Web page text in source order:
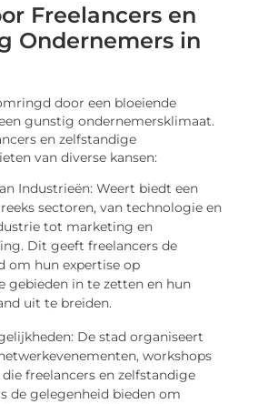
Freelancers en
Ondernemers in
door een bloeiende
gunstig ondernemersklimaat.
en zelfstandige
van diverse kansen:
Industrieën: Weert biedt een
sectoren, van technologie en
tot marketing en
Dit geeft freelancers de
om hun expertise op
gebieden in te zetten en hun
uit te breiden.
De stad organiseert
workshops
freelancers en zelfstandige
de gelegenheid bieden om